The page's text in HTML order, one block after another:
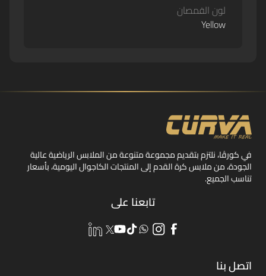
لون القمصان
Yellow
في كورڤا، نلتزم بتقديم مجموعة متنوعة من الملابس الرياضية عالية
الجودة، من ملابس كرة القدم إلى المنتجات الكاجوال اليومية، بأسعار
تناسب الجميع.
تابعنا على
اتصل بنا